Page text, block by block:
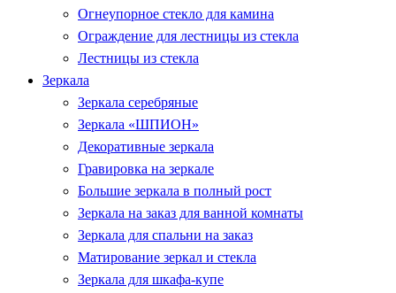
Огнеупорное стекло для камина
Ограждение для лестницы из стекла
Лестницы из стекла
Зеркала
Зеркала серебряные
Зеркала «ШПИОН»
Декоративные зеркала
Гравировка на зеркале
Большие зеркала в полный рост
Зеркала на заказ для ванной комнаты
Зеркала для спальни на заказ
Матирование зеркал и стекла
Зеркала для шкафа-купе